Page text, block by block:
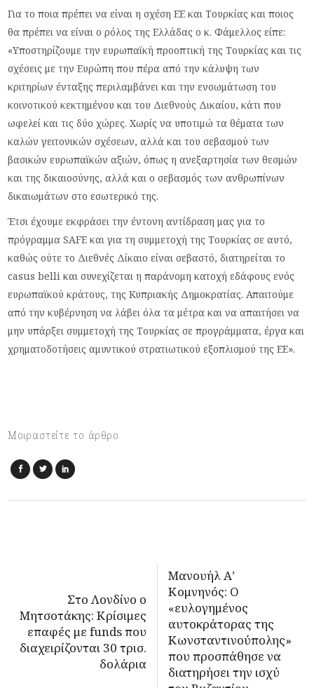
Για το ποια πρέπει να είναι η σχέση ΕΕ και Τουρκίας και ποιος
θα πρέπει να είναι ο ρόλος της Ελλάδας ο κ. Φάμελλος είπε:
«Υποστηρίζουμε την ευρωπαϊκή προοπτική της Τουρκίας και τις
σχέσεις με την Ευρώπη που πέρα από την κάλυψη των
κριτηρίων ένταξης περιλαμβάνει και την ενσωμάτωση του
κοινοτικού κεκτημένου και του Διεθνούς Δικαίου, κάτι που
ωφελεί και τις δύο χώρες. Χωρίς να υποτιμώ τα θέματα των
καλών γειτονικών σχέσεων, αλλά και του σεβασμού των
βασικών ευρωπαϊκών αξιών, όπως η ανεξαρτησία των θεσμών
και της δικαιοσύνης, αλλά και ο σεβασμός των ανθρωπίνων
δικαιωμάτων στο εσωτερικό της.
Έτσι έχουμε εκφράσει την έντονη αντίδραση μας για το
πρόγραμμα SAFE και για τη συμμετοχή της Τουρκίας σε αυτό,
καθώς ούτε το Διεθνές Δίκαιο είναι σεβαστό, διατηρείται το
casus belli και συνεχίζεται η παράνομη κατοχή εδάφους ενός
ευρωπαϊκού κράτους, της Κυπριακής Δημοκρατίας. Απαιτούμε
από την κυβέρνηση να λάβει όλα τα μέτρα και να απαιτήσει να
μην υπάρξει συμμετοχή της Τουρκίας σε προγράμματα, έργα και
χρηματοδοτήσεις αμυντικού στρατιωτικού εξοπλισμού της ΕΕ».
Μοιραστείτε το άρθρο
Στο Λονδίνο ο
Μητσοτάκης: Κρίσιμες
επαφές με funds που
διαχειρίζονται 30 τρισ.
δολάρια
Μανουήλ Α’
Κομνηνός: Ο
«ευλογημένος
αυτοκράτορας της
Κωνσταντινούπολης»
που προσπάθησε να
διατηρήσει την ισχύ